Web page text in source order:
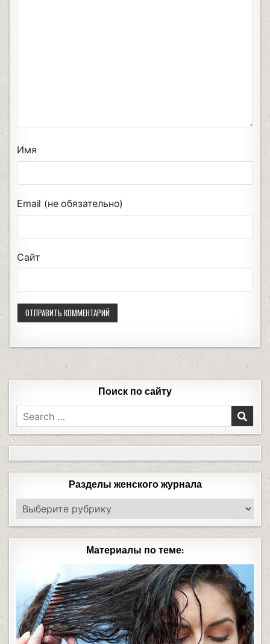
Имя
Email (не обязательно)
Сайт
Поиск по сайту
Разделы женского журнала
Материалы по теме: